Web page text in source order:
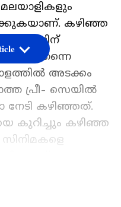
കഴിഞ്ഞ
തന്നെ
അടക്കം
പ്രീ- സെയിൽ
കഴിഞ്ഞത്.
കുറിച്ചും കഴിഞ്ഞ